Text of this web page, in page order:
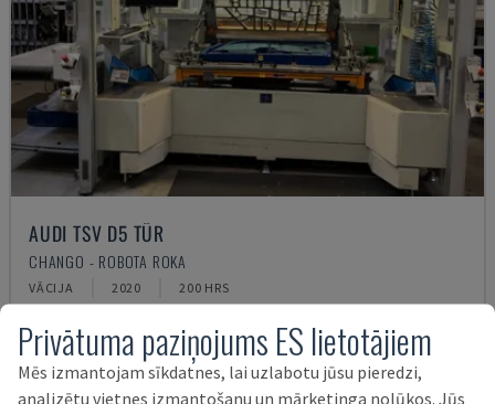
AUDI TSV D5 TÜR
CHANGO - ROBOTA ROKA
VĀCIJA 2020 200 HRS
62.000 €
Privātuma paziņojums ES lietotājiem
Mēs izmantojam sīkdatnes, lai uzlabotu jūsu pieredzi,
analizētu vietnes izmantošanu un mārketinga nolūkos. Jūs